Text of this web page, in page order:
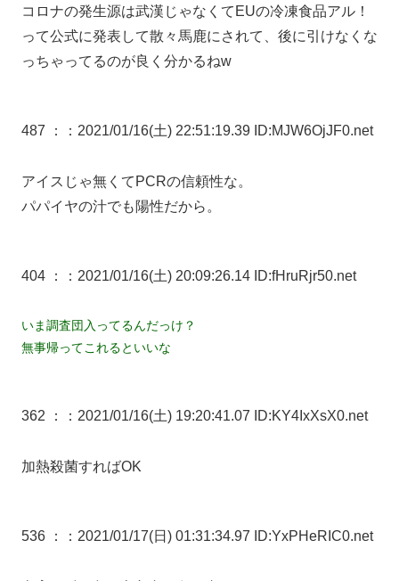
コロナの発生源は武漢じゃなくてEUの冷凍食品アル！
って公式に発表して散々馬鹿にされて、後に引けなくな
っちゃってるのが良く分かるねw
487 ： ：2021/01/16(土) 22:51:19.39 ID:MJW6OjJF0.net
アイスじゃ無くてPCRの信頼性な。
パパイヤの汁でも陽性だから。
404 ： ：2021/01/16(土) 20:09:26.14 ID:fHruRjr50.net
いま調査団入ってるんだっけ？
無事帰ってこれるといいな
362 ： ：2021/01/16(土) 19:20:41.07 ID:KY4IxXsX0.net
加熱殺菌すればOK
536 ： ：2021/01/17(日) 01:31:34.97 ID:YxPHeRIC0.net